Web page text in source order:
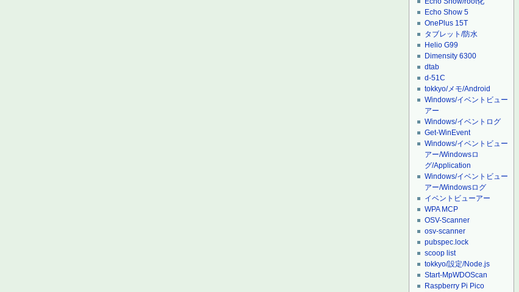
Echo Show 5
OnePlus 15T
タブレット/防水
Helio G99
Dimensity 6300
dtab
d-51C
tokkyo/メモ/Android
Windows/イベントビュー
アー
Windows/イベントログ
Get-WinEvent
Windows/イベントビュー
アー/Windowsロ
グ/Application
Windows/イベントビュー
アー/Windowsログ
イベントビューアー
WPA MCP
OSV-Scanner
osv-scanner
pubspec.lock
scoop list
tokkyo/設定/Node.js
Start-MpWDOScan
Raspberry Pi Pico